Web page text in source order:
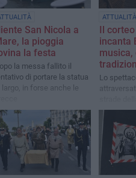
San Nicola a
la pioggia
la festa
la messa fallito il
di portare la statua
largo, in forse anche le
ATTUALITÀ
Il
incanta
musica,
Lo
spettatori